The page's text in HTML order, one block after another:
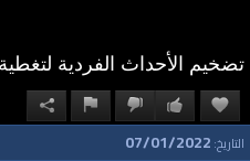
تضخيم الأحداث الفردية
التاريخ: 07/01/2022